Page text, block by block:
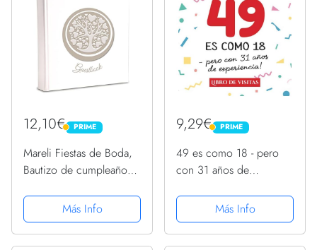
12,10€ PRIME
PRIME
Mareli Fiestas de Boda,
Bautizo de cumpleaños,
Libro de visitas, Color
Blanco, 20x20
Más Info
9,29€ PRIME
PRIME
49 es como 18 - pero
con 31 años de
Visitas para el 49
cumpleaños –
Decoración y regalos
Más Info